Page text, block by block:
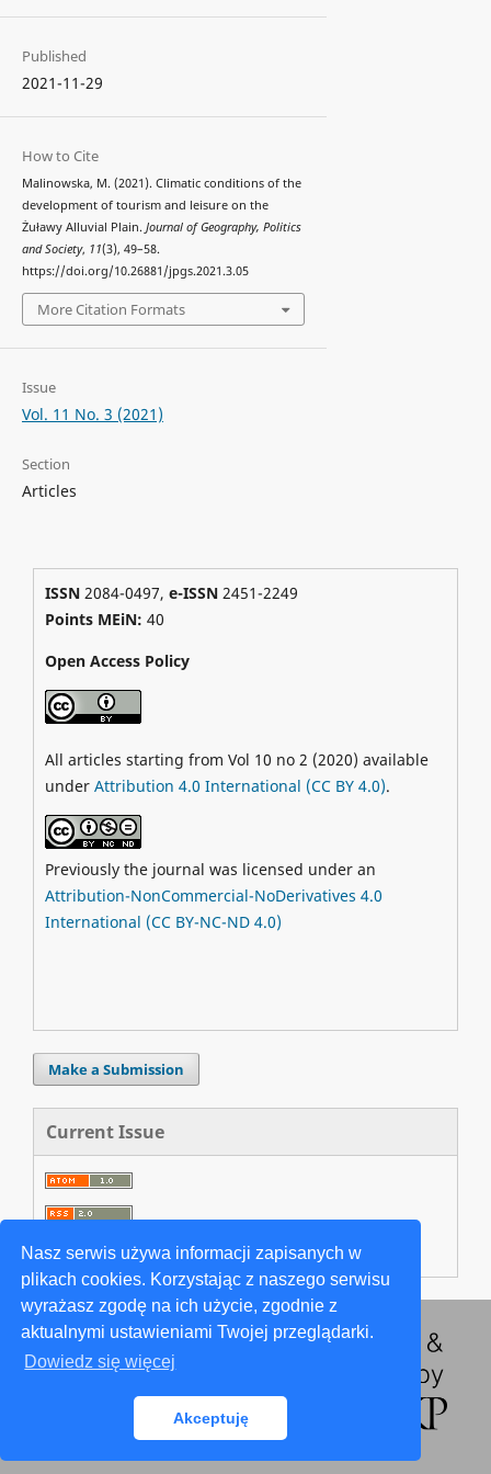
Nasz serwis używa informacji zapisanych w
plikach cookies. Korzystając z naszego serwisu
wyrażasz zgodę na ich użycie, zgodnie z
aktualnymi ustawieniami Twojej przeglądarki.
Dowiedz się więcej
Akceptuję
Published
2021-11-29
How to Cite
Malinowska, M. (2021). Climatic conditions of the
development of tourism and leisure on the
Żuławy Alluvial Plain. Journal of Geography, Politics
and Society, 11(3), 49–58.
https://doi.org/10.26881/jpgs.2021.3.05
More Citation Formats
Issue
Vol. 11 No. 3 (2021)
Section
Articles
ISSN2084-0497, e-ISSN2451-2249
Points MEiN: 40
Open Access Policy
All articles starting from Vol 10 no 2 (2020) available
under Attribution 4.0 International (CC BY 4.0).
Previously the journal was licensed under an
Attribution-NonCommercial-NoDerivatives 4.0
International (CC BY-NC-ND 4.0)
Make a Submission
Current Issue